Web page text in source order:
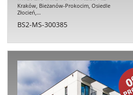
Kraków, Bieżanów-Prokocim, Osiedle
Złocień,…
BS2-MS-300385